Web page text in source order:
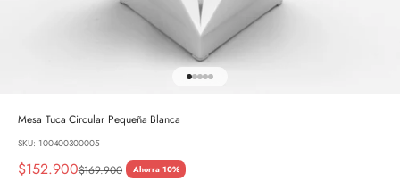
Ir al artículo 1
Ir al artículo 2
Ir al artículo 3
Ir al artículo 4
Ir al artículo 5
Mesa Tuca Circular Pequeña Blanca
SKU: 100400300005
Precio de oferta
$152.900Precio normal
$169.900 Ahorra 10%